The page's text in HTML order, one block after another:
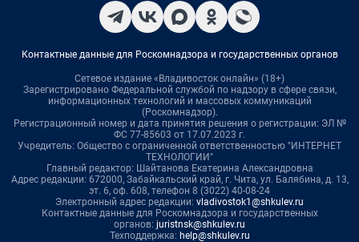
Контактные данные для Роскомнадзора и государственных органов
Сетевое издание «Владивосток онлайн» (18+)
Зарегистрировано Федеральной службой по надзору в сфере связи,
информационных технологий и массовых коммуникаций
(Роскомнадзор).
Регистрационный номер и дата принятия решения о регистрации: ЭЛ №
ФС 77-85603 от 17.07.2023 г.
Учредитель: Общество с ограниченной ответственностью "ИНТЕРНЕТ
ТЕХНОЛОГИИ"
Главный редактор: Шайтанова Екатерина Александровна
Адрес редакции: 672000, Забайкальский край, г. Чита, ул. Балябина, д. 13,
эт. 6, оф. 608, телефон 8 (3022) 40-08-24
Электронный адрес редакции: vladivostok1@shkulev.ru
Контактные данные для Роскомнадзора и государственных
органов: juristnsk@shkulev.ru
Техподдержка: help@shkulev.ru